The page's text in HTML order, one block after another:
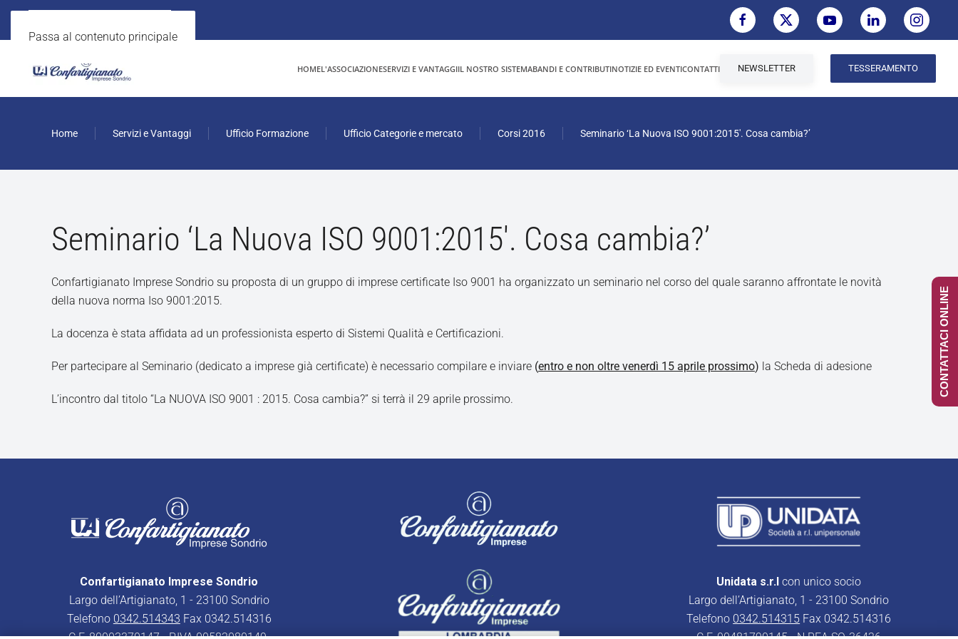
Passa al contenuto principale
HOMEL'ASSOCIAZIONESERVIZI E VANTAGGIIL NOSTRO SISTEMABANDI E CONTRIBUTINOTIZIE ED EVENTICONTATTI NEWSLETTER TESSERAMENTO
Home Servizi e Vantaggi Ufficio Formazione Ufficio Categorie e mercato Corsi 2016 Seminario ‘La Nuova ISO 9001:2015′. Cosa cambia?’
Seminario ‘La Nuova ISO 9001:2015′. Cosa cambia?’
Confartigianato Imprese Sondrio su proposta di un gruppo di imprese certificate Iso 9001 ha organizzato un seminario nel corso del quale saranno affrontate le novità
della nuova norma Iso 9001:2015.
La docenza è stata affidata ad un professionista esperto di Sistemi Qualità e Certificazioni.
Per partecipare al Seminario (dedicato a imprese già certificate) è necessario compilare e inviare (entro e non oltre venerdì 15 aprile prossimo) la Scheda di adesione
L’incontro dal titolo “La NUOVA ISO 9001 : 2015. Cosa cambia?” si terrà il 29 aprile prossimo.
Confartigianato Imprese Sondrio
Largo dell’Artigianato, 1 - 23100 Sondrio
Telefono 0342.514343 Fax 0342.514316
Unidata s.r.l con unico socio
Largo dell’Artigianato, 1 - 23100 Sondrio
Telefono 0342.514315 Fax 0342.514316
CONTATTACI ONLINE